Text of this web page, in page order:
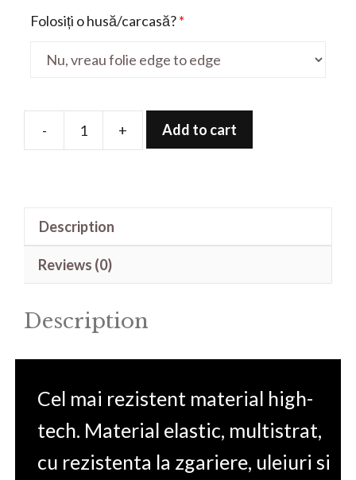
Folosiți o husă/carcasă?*
-
Folie
+ Add to cart
Description
Reviews (0)
Description
Cel mai rezistent material high-
tech. Material elastic, multistrat,
cu rezistenta la zgariere, uleiuri si